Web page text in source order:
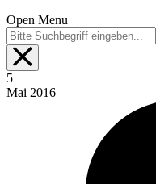
Open Menu
5
Mai 2016